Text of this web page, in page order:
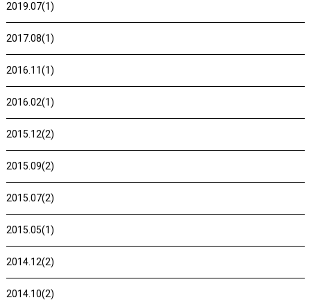
2019.07(1)
2017.08(1)
2016.11(1)
2016.02(1)
2015.12(2)
2015.09(2)
2015.07(2)
2015.05(1)
2014.12(2)
2014.10(2)